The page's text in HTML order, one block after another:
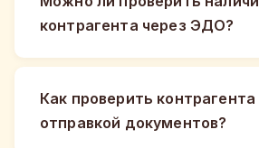
контрагента через ЭДО?
Как проверить
отправкой документов?